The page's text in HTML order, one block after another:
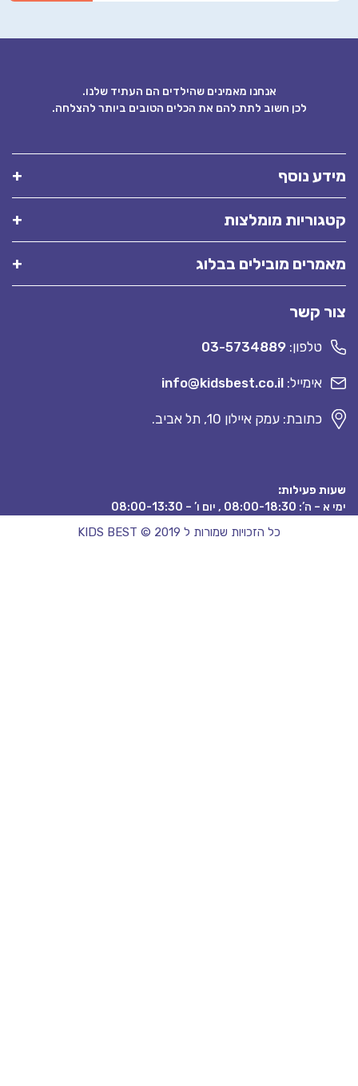
אנחנו מאמינים שהילדים הם העתיד שלנו.
לכן חשוב לתת להם את הכלים הטובים ביותר להצלחה.
נוסף
מומלצות
מובילים בבלוג
קשר
טלפון:03-5734889
אימייל:info@kidsbest.co.il
כתובת: עמק איילון 10, תל אביב.
פעילות:
18:30 , יום ו’ – 08:00-13:30
כל הזכויות שמורות ל KIDS BEST © 2019